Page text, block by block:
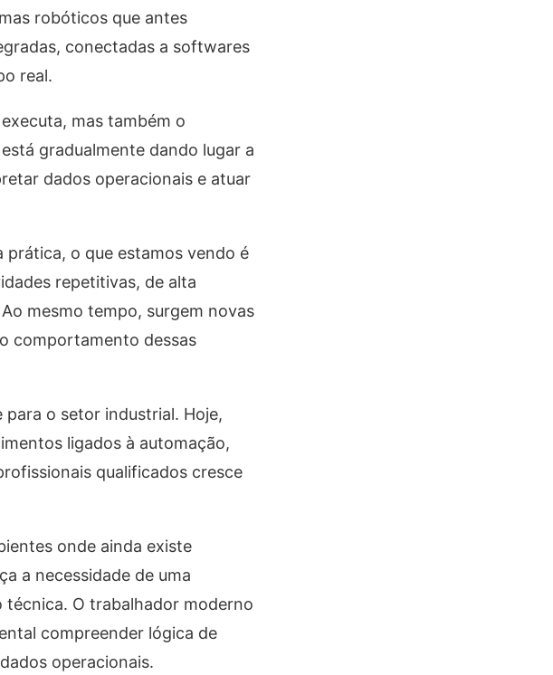
robóticos que antes
conectadas a softwares
real.
mas também o
gradualmente dando lugar a
dados operacionais e atuar
prática, o que estamos vendo é
repetitivas, de alta
mesmo tempo, surgem novas
comportamento dessas
o setor industrial. Hoje,
ligados à automação,
qualificados cresce
onde ainda existe
a necessidade de uma
O trabalhador moderno
compreender lógica de
operacionais.